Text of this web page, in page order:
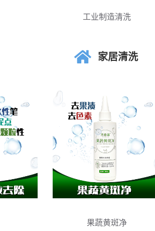
工业制造清洗
家居清洗
果蔬黄斑净